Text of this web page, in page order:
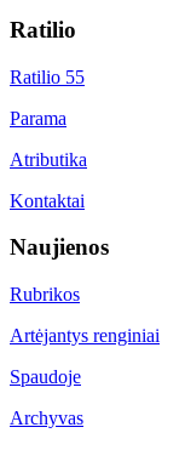
Ratilio
Ratilio 55
Parama
Atributika
Kontaktai
Naujienos
Rubrikos
Artėjantys renginiai
Spaudoje
Archyvas